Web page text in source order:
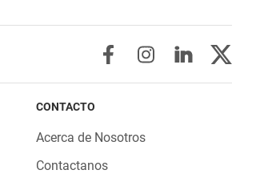
CONTACTO
Acerca de Nosotros
Contactanos